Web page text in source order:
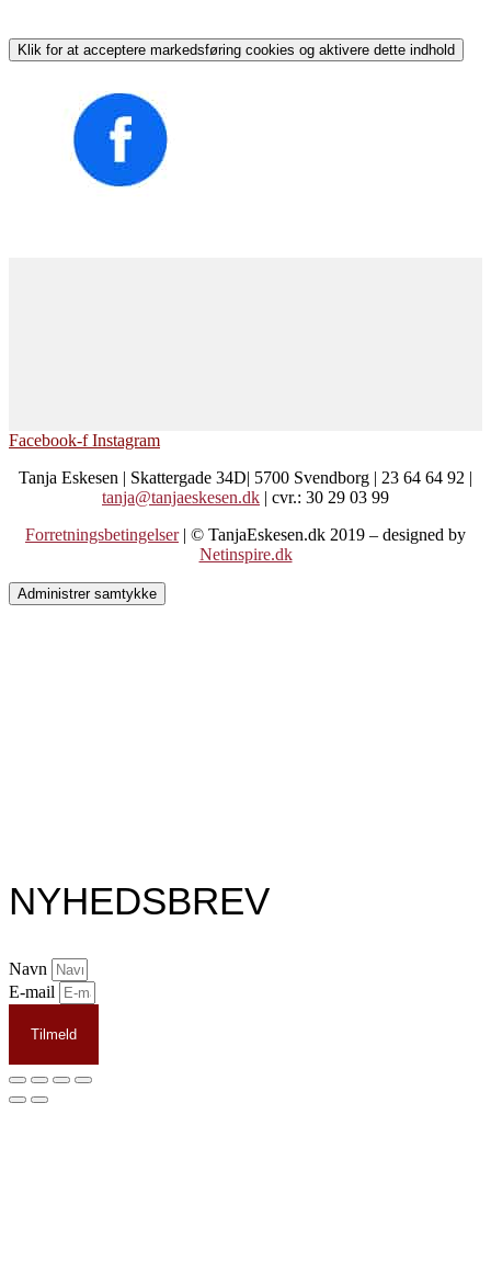
Klik for at acceptere markedsføring cookies og aktivere dette indhold
Facebook-f Instagram
Tanja Eskesen | Skattergade 34D| 5700 Svendborg | 23 64 64 92 |
tanja@tanjaeskesen.dk | cvr.: 30 29 03 99
Forretningsbetingelser | © TanjaEskesen.dk 2019 – designed by
Netinspire.dk
Administrer samtykke
NYHEDSBREV
Navn
E-mail
Tilmeld